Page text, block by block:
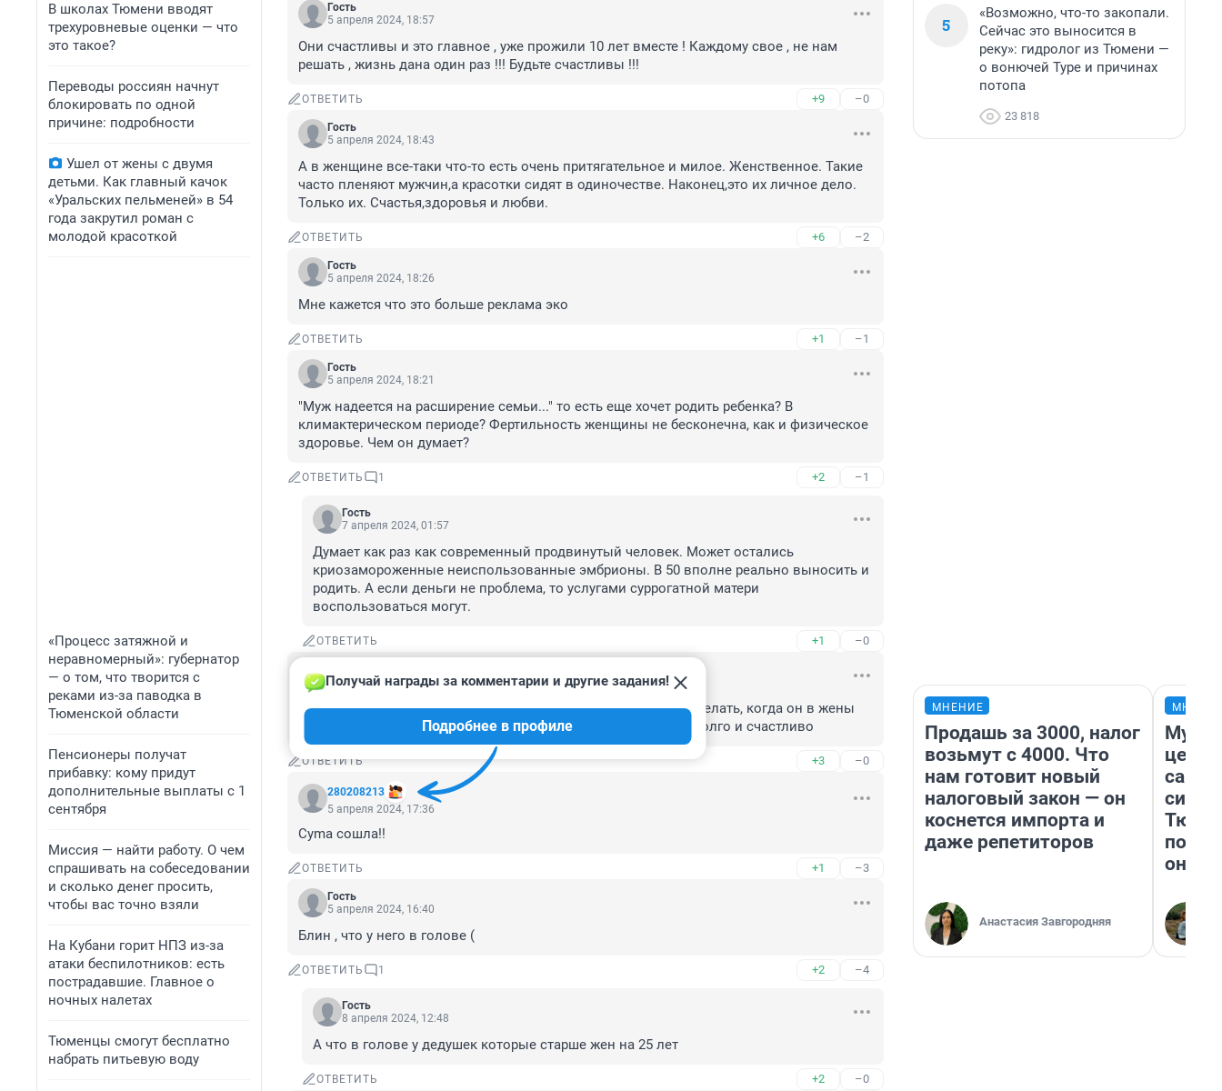
В школах Тюмени вводят
трехуровневые оценки — что
это такое?
Переводы россиян начнут
блокировать по одной
причине: подробности
Ушел от жены с двумя
детьми. Как главный качок
«Уральских пельменей» в 54
года закрутил роман с
молодой красоткой
«Процесс затяжной и
неравномерный»: губернатор
— о том, что творится с
реками из-за паводка в
Тюменской области
Пенсионеры получат
прибавку: кому придут
дополнительные выплаты с 1
сентября
Миссия — найти работу. О чем
спрашивать на собеседовании
и сколько денег просить,
чтобы вас точно взяли
На Кубани горит НПЗ из-за
атаки беспилотников: есть
пострадавшие. Главное о
ночных налетах
Тюменцы смогут бесплатно
набрать питьевую воду
Гость
5 апреля 2024, 18:57
Они счастливы и это главное , уже прожили 10 лет вместе ! Каждому свое , не нам
решать , жизнь дана один раз !!! Будьте счастливы !!!
ОТВЕТИТЬ +9 –0
Гость
5 апреля 2024, 18:43
А в женщине все-таки что-то есть очень притягательное и милое. Женственное. Такие
часто пленяют мужчин,а красотки сидят в одиночестве. Наконец,это их личное дело.
Только их. Счастья,здоровья и любви.
ОТВЕТИТЬ +6 –2
Гость
5 апреля 2024, 18:26
Мне кажется что это больше реклама эко
ОТВЕТИТЬ +1 –1
Гость
5 апреля 2024, 18:21
"Муж надеется на расширение семьи..." то есть еще хочет родить ребенка? В
климактерическом периоде? Фертильность женщины не бесконечна, как и физическое
здоровье. Чем он думает?
ОТВЕТИТЬ 1 +2 –1
Гость
7 апреля 2024, 01:57
Думает как раз как современный продвинутый человек. Может остались
криозамороженные неиспользованные эмбрионы. В 50 вполне реально выносить и
родить. А если деньги не проблема, то услугами суррогатной матери
воспользоваться могут.
ОТВЕТИТЬ +1 –0
5 апреля 2024, 18:07
А почему лысому, пузатому мужику пластику не предлагают делать, когда он в жены
берёт на 30 лет моложе, у каждого своя судьба, пусть живут долго и счастливо
ОТВЕТИТЬ +3 –0
280208213
Получай награды за комментарии и другие задания!
Подробнее в профиле
5 апреля 2024, 17:36
Суmа сошла!!
ОТВЕТИТЬ +1 –3
Гость
5 апреля 2024, 16:40
Блин , что у него в голове (
ОТВЕТИТЬ 1 +2 –4
Гость
8 апреля 2024, 12:48
А что в голове у дедушек которые старше жен на 25 лет
ОТВЕТИТЬ +2 –0
5
«Возможно, что-то закопали.
Сейчас это выносится в
реку»: гидролог из Тюмени —
о вонючей Туре и причинах
потопа
23 818
МНЕНИЕ
Продашь за 3000, налог
возьмут с 4000. Что
нам готовит новый
налоговый закон — он
коснется импорта и
даже репетиторов
Анастасия Завгородняя
они